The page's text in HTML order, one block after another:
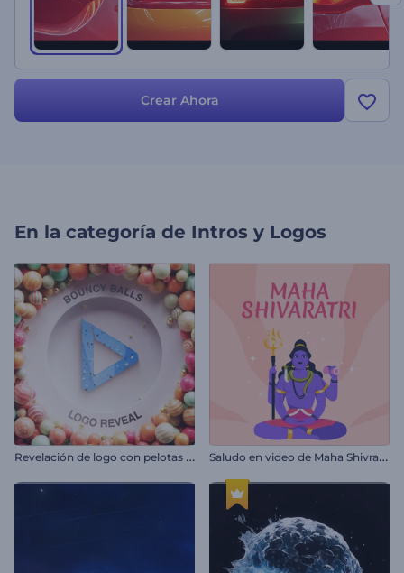
Crear Ahora
En la categoría de Intros y Logos
R
evelación de logo con pelotas en movimiento S
aludo en video de Maha Shivratri